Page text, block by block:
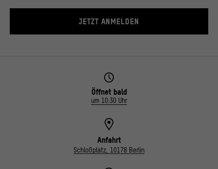
JETZT ANMELDEN
Öffnet bald
um 10:30 Uhr
Anfahrt
Schloßplatz, 10178 Berlin